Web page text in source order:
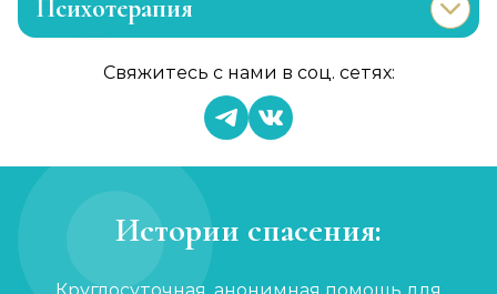
Психотерапия
Консультация психолога
Свяжитесь с нами в соц. сетях:
Истории спасения: